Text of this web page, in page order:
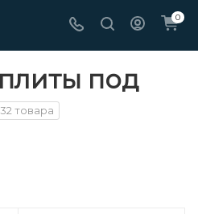
0
под
32 товара